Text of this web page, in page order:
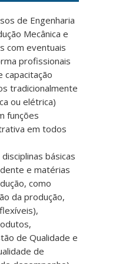
de Engenharia
Mecânica e
com eventuais
profissionais
capacitação
tradicionalmente
ou elétrica)
funções
em todos
básicas
e matérias
como
da produção,
de Qualidade e
de